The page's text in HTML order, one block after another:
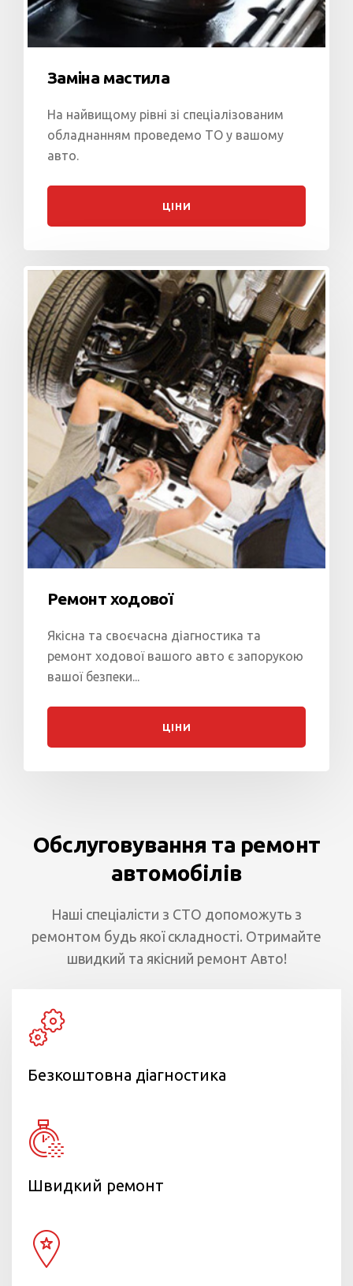
Заміна мастила
На найвищому рівні зі спеціалізованим
обладнанням проведемо ТО у вашому
авто.
ЦІНИ
Ремонт ходової
Якісна та своєчасна діагностика та
ремонт ходової вашого авто є запорукою
вашої безпеки...
ЦІНИ
Обслуговування та ремонт
автомобілів
Наші спеціалісти з СТО допоможуть з
ремонтом будь якої складності. Отримайте
швидкий та якісний ремонт Авто!
Безкоштовна діагностика
Швидкий ремонт